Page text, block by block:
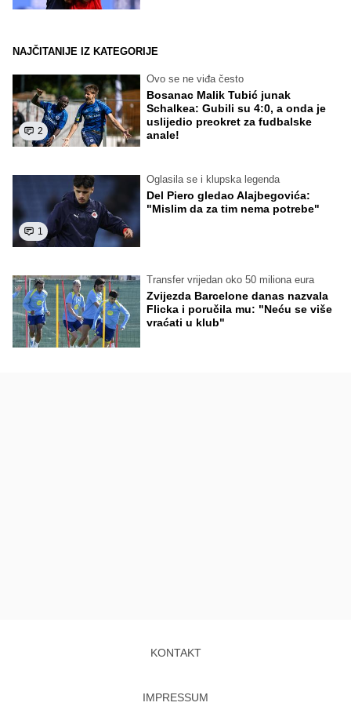
NAJČITANIJE IZ KATEGORIJE
2
Ovo se ne viđa često
Bosanac Malik Tubić junak
Schalkea: Gubili su 4:0, a onda je
uslijedio preokret za fudbalske
anale!
1
Oglasila se i klupska legenda
Del Piero gledao Alajbegovića:
"Mislim da za tim nema potrebe"
Transfer vrijedan oko 50 miliona eura
Zvijezda Barcelone danas nazvala
Flicka i poručila mu: "Neću se više
vraćati u klub"
KONTAKT
IMPRESSUM